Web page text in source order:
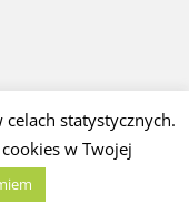
celach statystycznych.
w Twojej